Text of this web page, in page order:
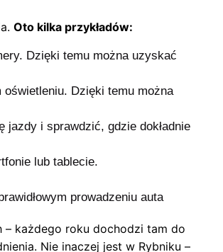
Oto kilka przykładów:
Dzięki temu można uzyskać
Dzięki temu można
i sprawdzić, gdzie dokładnie
lub tablecie.
prowadzeniu auta
każdego roku dochodzi tam do
Nie inaczej jest w Rybniku –